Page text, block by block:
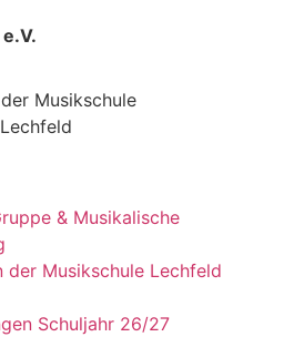
& Musikalische
der Musikschule Lechfeld
Schuljahr 26/27